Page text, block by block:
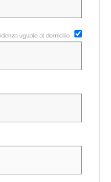
uguale al domicilio